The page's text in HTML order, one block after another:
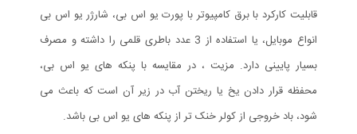
قابلیت کارکرد با برق کامپیوتر با پورت یو اس بی، شارژر یو اس بی
انواع موبایل، یا استفاده از 3 عدد باطری قلمی را داشته و مصرف
بسیار پایینی دارد. مزیت ، در مقایسه با پنکه های یو اس بی،
محفظه قرار دادن یخ یا ریختن آب در زیر آن است که باعث می
شود، باد خروجی از کولر خنک تر از پنکه های یو اس بی باشد.